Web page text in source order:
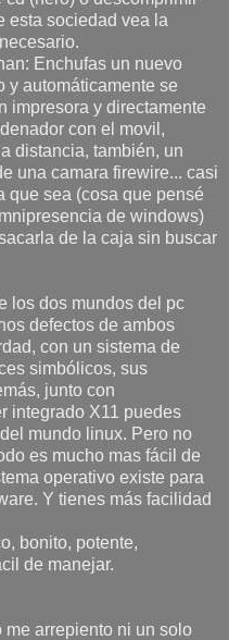
esta sociedad vea la
Enchufas un nuevo
y automáticamente se
impresora y directamente
con el movil,
distancia, también, un
una camara firewire... casi
que sea (cosa que pensé
de windows)
de la caja sin buscar
los dos mundos del pc
defectos de ambos
con un sistema de
simbólicos, sus
junto con
integrado X11 puedes
mundo linux. Pero no
es mucho mas fácil de
operativo existe para
Y tienes más facilidad
bonito, potente,
de manejar.
arrepiento ni un solo